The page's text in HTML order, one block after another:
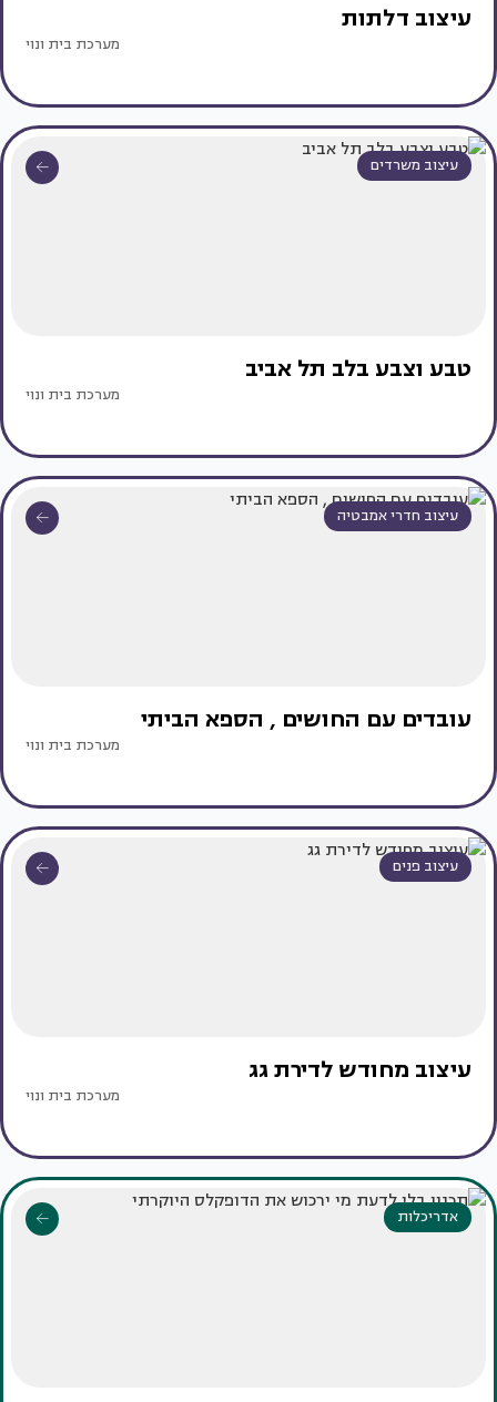
עיצוב דלתות
מערכת בית ונוי
עיצוב משרדים
טבע וצבע בלב תל אביב
מערכת בית ונוי
עיצוב חדרי אמבטיה
עובדים עם החושים , הספא הביתי
מערכת בית ונוי
עיצוב פנים
עיצוב מחודש לדירת גג
מערכת בית ונוי
אדריכלות